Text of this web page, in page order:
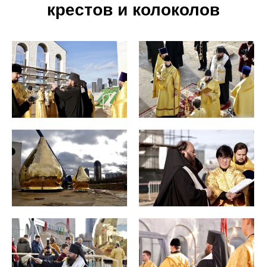
крестов и колоколов